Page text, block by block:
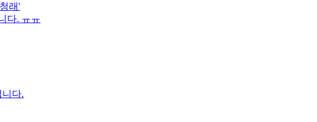
래'
다. ㅠㅠ
다.